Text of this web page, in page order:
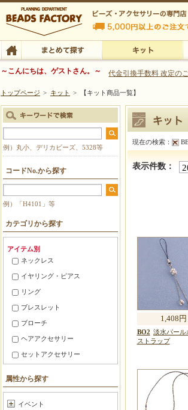
ビーズファクトリー ビーズ・パーツ・金具など・アクセ
ビーズ・アクセサリーの専門
ビーズ・アクセサリーの専門店 ビーズファクトリー
TOP まとめて探す キット
～こんにちは、ゲストさん。～ 代金引換手数料 改定の
トップページ > キット > 【キット商品一覧】
【キット商品一覧】
現在の検索：
表示件数：
1,408円
BO2 淡水パール
ストラップ
例）丸小、デリカビーズ、5328等
コードNo.から探す
例）「H4101」等
カテゴリから探す
アイテム別
ネックレス
イヤリング・ピアス
リング
ブレスレット
ブローチ
ヘアアクセサリー
セットアクセサリー
スマホ・携帯 アクセサリー
メガネ・マスク小物
属性から探す
イベント